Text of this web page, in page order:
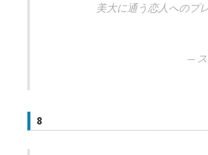
美大に通う恋人へのプ
—
8